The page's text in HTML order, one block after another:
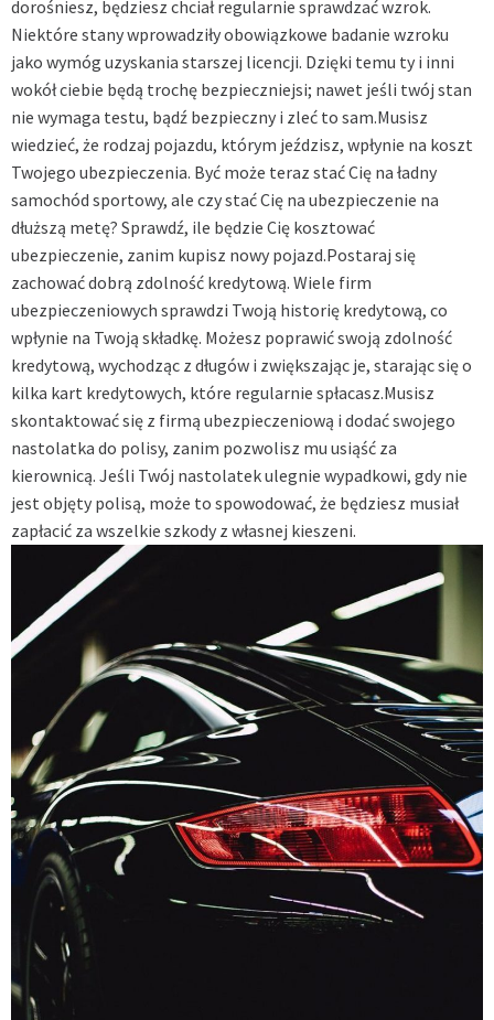
dorośniesz, będziesz chciał regularnie sprawdzać wzrok.
Niektóre stany wprowadziły obowiązkowe badanie wzroku
jako wymóg uzyskania starszej licencji. Dzięki temu ty i inni
wokół ciebie będą trochę bezpieczniejsi; nawet jeśli twój stan
nie wymaga testu, bądź bezpieczny i zleć to sam.Musisz
wiedzieć, że rodzaj pojazdu, którym jeździsz, wpłynie na koszt
Twojego ubezpieczenia. Być może teraz stać Cię na ładny
samochód sportowy, ale czy stać Cię na ubezpieczenie na
dłuższą metę? Sprawdź, ile będzie Cię kosztować
ubezpieczenie, zanim kupisz nowy pojazd.Postaraj się
zachować dobrą zdolność kredytową. Wiele firm
ubezpieczeniowych sprawdzi Twoją historię kredytową, co
wpłynie na Twoją składkę. Możesz poprawić swoją zdolność
kredytową, wychodząc z długów i zwiększając je, starając się o
kilka kart kredytowych, które regularnie spłacasz.Musisz
skontaktować się z firmą ubezpieczeniową i dodać swojego
nastolatka do polisy, zanim pozwolisz mu usiąść za
kierownicą. Jeśli Twój nastolatek ulegnie wypadkowi, gdy nie
jest objęty polisą, może to spowodować, że będziesz musiał
zapłacić za wszelkie szkody z własnej kieszeni.